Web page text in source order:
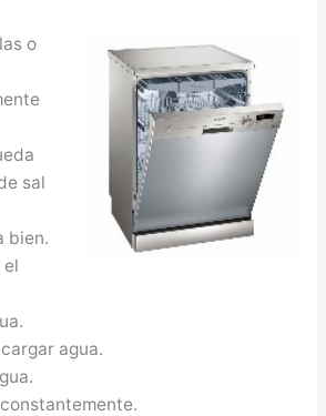
o
sal
bien.
el
agua.